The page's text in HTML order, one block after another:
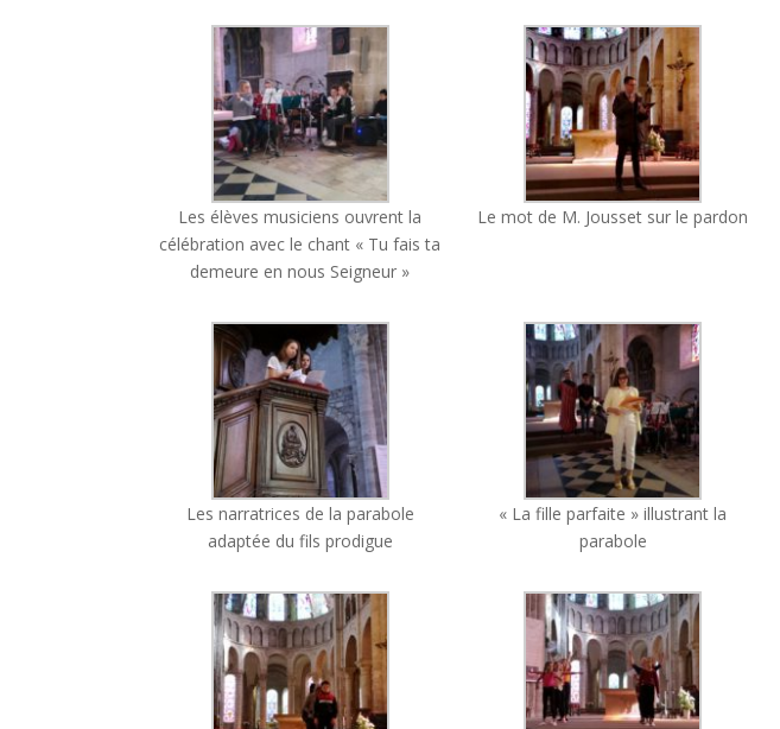
Les élèves musiciens ouvrent la
célébration avec le chant « Tu fais ta
demeure en nous Seigneur »
Le mot de M. Jousset sur le pardon
Les narratrices de la parabole
adaptée du fils prodigue
« La fille parfaite » illustrant la
parabole